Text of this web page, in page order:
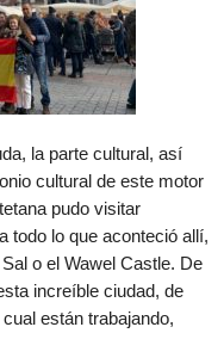
la parte cultural, así
cultural de este motor
pudo visitar
todo lo que aconteció allí,
o el Wawel Castle. De
increíble ciudad, de
están trabajando,